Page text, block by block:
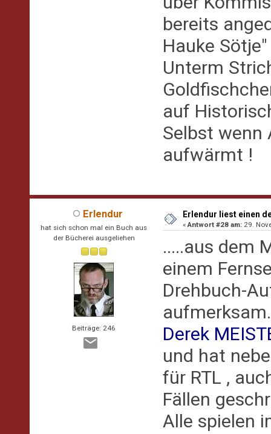
bereits
Hauke
Unterm
auf
Selbst wenn
aufwärmt !
Erlendur
hat sich schon mal ein Buch aus
der Bücherei ausgeliehen
Beiträge: 246
Erlendur liest einen
«Antwort #28 am: 29.
.....aus dem
einem
Drehbuch-
aufmerksam.
Derek
und hat
für RTL ,
Fällen
Alle spielen